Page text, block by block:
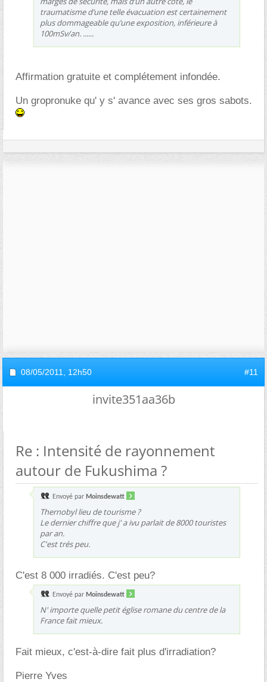
traumatisme d’une telle évacuation est certainement
plus dommageable qu’une exposition, inférieure à
100mSv/an. ......
Affirmation gratuite et complétement infondée.
Un gropronuke qu' y s' avance avec ses gros sabots.
08/05/2011, 12h50 #11
invite351aa36b
Re : Intensité de rayonnement
autour de Fukushima ?
Envoyé par Moinsdewatt
Thernobyl lieu de tourisme ?
Le dernier chiffre que j' a ivu parlait de 8000 touristes
par an.
C'est trés peu.
C'est 8 000 irradiés. C'est peu?
Envoyé par Moinsdewatt
N' importe quelle petit église romane du centre de la
France fait mieux.
Fait mieux, c'est-à-dire fait plus d'irradiation?
Pierre Yves